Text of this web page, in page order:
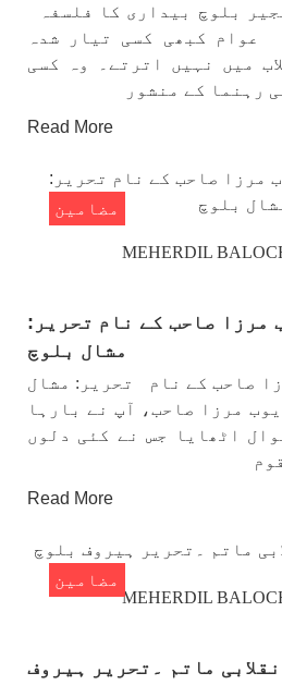
بلوچ بیداری کا فلسفہ
عوام کبھی کسی تیار شدہ
میں نہیں اترتے۔ وہ کسی
رہنما کے منشور
Read More
مضامین
MEHERDIL
مرزا صاحب کے نام تحریر:
مشال بلوچ
صاحب کے نام تحریر: مشال
مرزا صاحب، آپ نے بارہا
اٹھایا جس نے کئی دلوں
Read More
مضامین
MEHERDIL
ماتم ۔تحریر ہیروف